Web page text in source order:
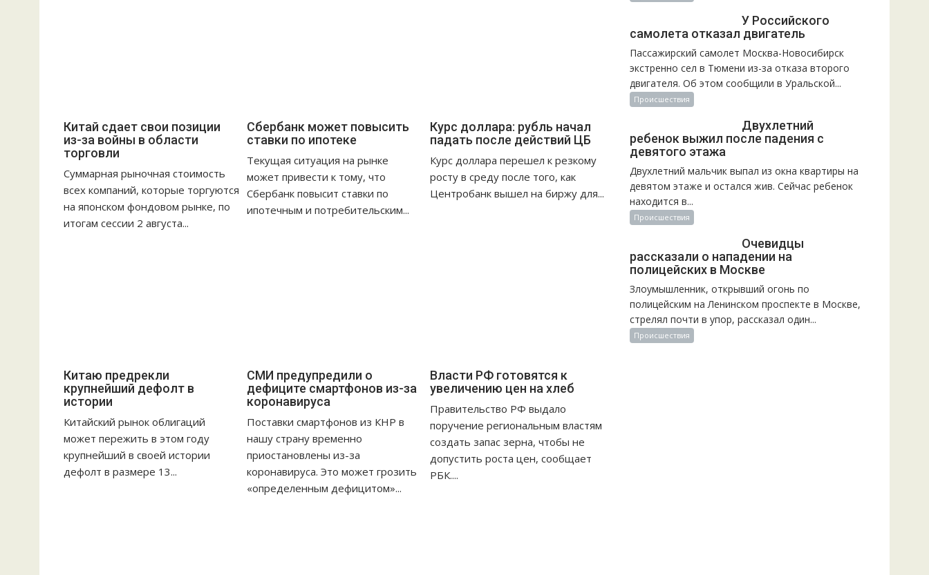
Китай сдает свои позиции
из-за войны в области
торговли
Суммарная рыночная стоимость
всех компаний, которые торгуются
на японском фондовом рынке, по
итогам сессии 2 августа...
Сбербанк может повысить
ставки по ипотеке
Текущая ситуация на рынке
может привести к тому, что
Сбербанк повысит ставки по
ипотечным и потребительским...
Курс доллара: рубль начал
падать после действий ЦБ
Курс доллара перешел к резкому
росту в среду после того, как
Центробанк вышел на биржу для...
Китаю предрекли
крупнейший дефолт в
истории
Китайский рынок облигаций
может пережить в этом году
крупнейший в своей истории
дефолт в размере 13...
СМИ предупредили о
дефиците смартфонов из-за
коронавируса
Поставки смартфонов из КНР в
нашу страну временно
приостановлены из-за
коронавируса. Это может грозить
«определенным дефицитом»...
Власти РФ готовятся к
увеличению цен на хлеб
Правительство РФ выдало
поручение региональным властям
создать запас зерна, чтобы не
допустить роста цен, сообщает
РБК....
У Российского
самолета отказал двигатель
Пассажирский самолет Москва-Новосибирск
экстренно сел в Тюмени из-за отказа второго
двигателя. Об этом сообщили в Уральской...
Происшествия
Двухлетний
ребенок выжил после падения с
девятого этажа
Двухлетний мальчик выпал из окна квартиры на
девятом этаже и остался жив. Сейчас ребенок
находится в...
Происшествия
Очевидцы
рассказали о нападении на
полицейских в Москве
Злоумышленник, открывший огонь по
полицейским на Ленинском проспекте в Москве,
стрелял почти в упор, рассказал один...
Происшествия